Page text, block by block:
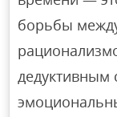
борьбы
дедуктивным